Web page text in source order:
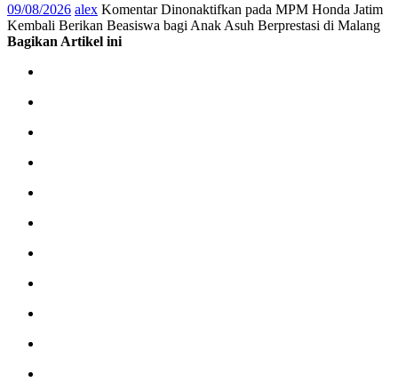
09/08/2026 alex Komentar Dinonaktifkan pada MPM Honda Jatim
Kembali Berikan Beasiswa bagi Anak Asuh Berprestasi di Malang
Bagikan Artikel ini